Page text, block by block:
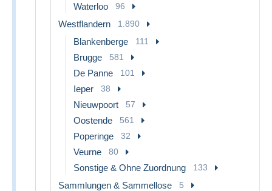
Waterloo 96
Westflandern 1.890
Blankenberge 111
Brugge 581
De Panne 101
Ieper 38
Nieuwpoort 57
Oostende 561
Poperinge 32
Veurne 80
Sonstige & Ohne Zuordnung 133
Sammlungen & Sammellose 5